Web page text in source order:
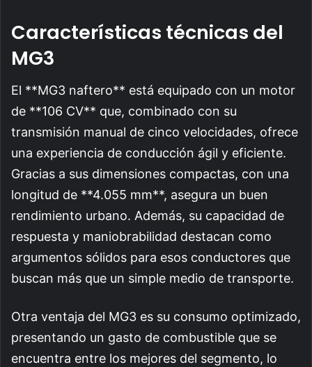
Características técnicas del
MG3
El **MG3 naftero** está equipado con un motor
de **106 CV** que, combinado con su
transmisión manual de cinco velocidades, ofrece
una experiencia de conducción ágil y eficiente.
Gracias a sus dimensiones compactas, con una
longitud de **4.055 mm**, asegura un buen
rendimiento urbano. Además, su capacidad de
respuesta y maniobrabilidad destacan como
argumentos sólidos para esos conductores que
buscan más que un simple medio de transporte.
Otra ventaja del MG3 es su consumo optimizado,
presentando un gasto de combustible que se
encuentra entre los mejores del segmento, lo